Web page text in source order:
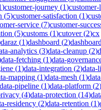
)customer-journey (1)
(5)customer-satisfaction (1)
service (7)customer-
(5)customs (1)cutover(2)cx
daraz (1)dashboard (2)
analytics (3)data-cleanup (2)
data-fetching (1)data-
(1)data-integration (2)data-
mapping (1)data-mesh (1)
data-pipeline (1)data-platform (2)
(4)data-protection (14)
residency (2)data-retention (1)